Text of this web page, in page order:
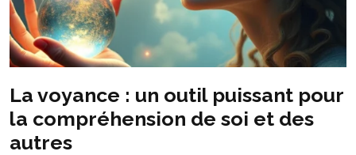
La voyance : un outil puissant pour
la compréhension de soi et des
autres